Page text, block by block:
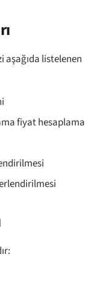
aşağıda listelenen
fiyat hesaplama